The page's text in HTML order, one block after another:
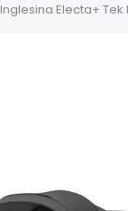
Inglesina Electa+ Tek